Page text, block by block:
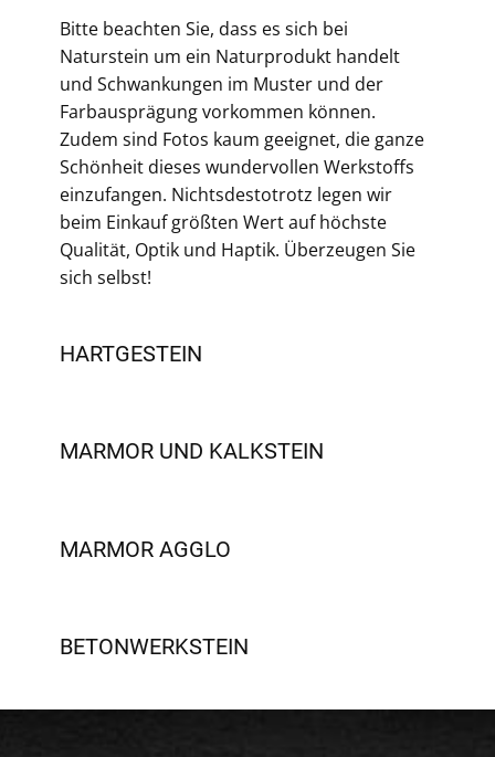
Bitte beachten Sie, dass es sich bei
Naturstein um ein Naturprodukt handelt
und Schwankungen im Muster und der
Farbausprägung vorkommen können.
Zudem sind Fotos kaum geeignet, die ganze
Schönheit dieses wundervollen Werkstoffs
einzufangen. Nichtsdestotrotz legen wir
beim Einkauf größten Wert auf höchste
Qualität, Optik und Haptik. Überzeugen Sie
sich selbst!
HARTGESTEIN
MARMOR UND KALKSTEIN
MARMOR AGGLO
BETONWERKSTEIN